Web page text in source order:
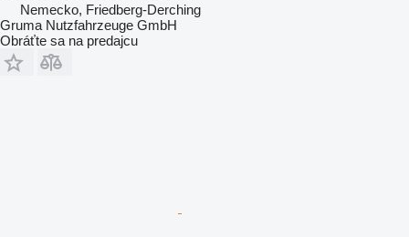
Nemecko, Friedberg-Derching
Gruma Nutzfahrzeuge GmbH
Obráťte sa na predajcu